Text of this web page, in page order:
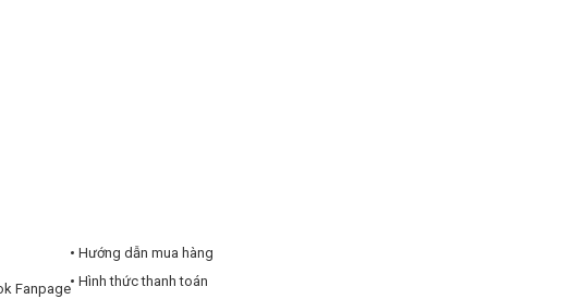
Fanpage
Hướng dẫn mua hàng
Hình thức thanh toán